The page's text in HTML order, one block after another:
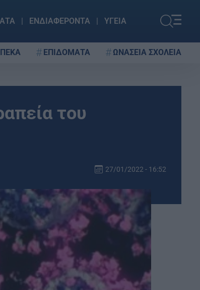
ΕΝΔΙΑΦΕΡΟΝΤΑ ΥΓΕΙΑ
ΕΠΙΔΟΜΑΤΑ ΩΝΑΣΕΙΑ ΣΧΟΛΕΙΑ
του
27/01/2022 - 16:52